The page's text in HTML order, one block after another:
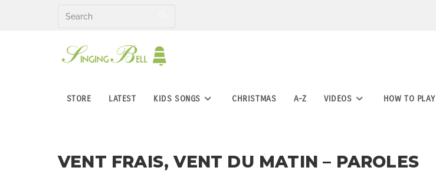
STORE LATEST KIDS SONGS CHRISTMAS A-Z VIDEOS HOW TO PLAY
VENT FRAIS, VENT DU MATIN – PAROLES